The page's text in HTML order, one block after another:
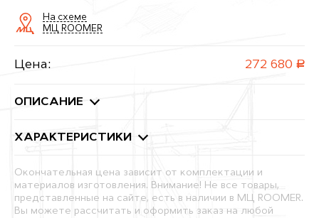
На схеме
МЦ ROOMER
Цена: 272 680 руб.
ОПИСАНИЕ
ХАРАКТЕРИСТИКИ
Окончательная цена зависит от комплектации и
материалов изготовления. Внимание! Не все товары,
представленные на сайте, есть в наличии в МЦ ROOMER.
Вы можете рассчитать и оформить заказ на любой